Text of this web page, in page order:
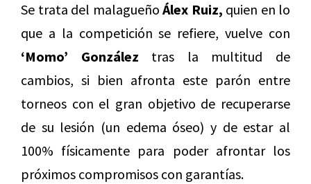
Se trata del malagueño Álex Ruiz, quien en lo
que a la competición se refiere, vuelve con
‘Momo’ González tras la multitud de
cambios, si bien afronta este parón entre
torneos con el gran objetivo de recuperarse
de su lesión (un edema óseo) y de estar al
100% físicamente para poder afrontar los
próximos compromisos con garantías.